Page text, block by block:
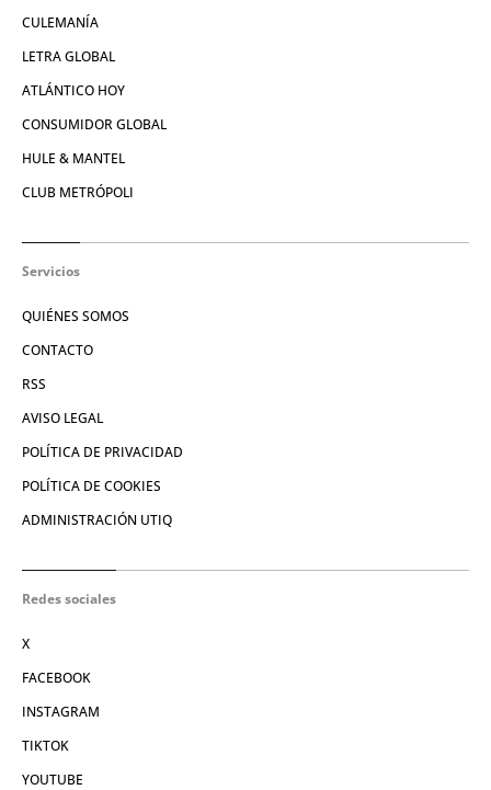
CULEMANÍA
LETRA GLOBAL
ATLÁNTICO HOY
CONSUMIDOR GLOBAL
HULE & MANTEL
CLUB METRÓPOLI
Servicios
QUIÉNES SOMOS
CONTACTO
RSS
AVISO LEGAL
POLÍTICA DE PRIVACIDAD
POLÍTICA DE COOKIES
ADMINISTRACIÓN UTIQ
Redes sociales
X
FACEBOOK
INSTAGRAM
TIKTOK
YOUTUBE